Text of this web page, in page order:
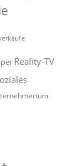
Reality-TV